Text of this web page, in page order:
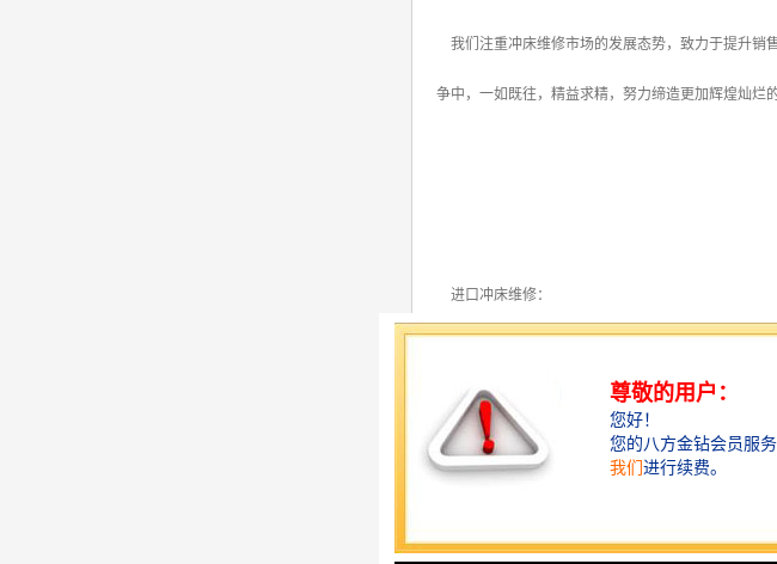
我们注重冲床维修市场的发展态势，致力于提升销
争中，一如既往，精益求精，努力缔造更加辉煌灿烂的
进口冲床维修：
冲床维修：从事各类进口冲床维修,日本的有:AIDA
的有:金丰冲床、协易冲床、硕尔冲床、瑛瑜冲床、振
国产冲床维修